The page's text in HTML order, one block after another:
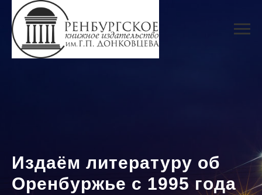
Издаём литературу об
Оренбуржье с 1995 года